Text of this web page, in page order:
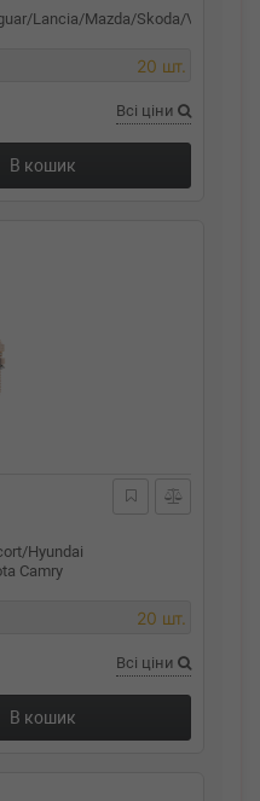
Lancia/Mazda/Skoda/Volvo
20 шт.
Всі ціни
В кошик
Hyundai
Camry
20 шт.
Всі ціни
В кошик